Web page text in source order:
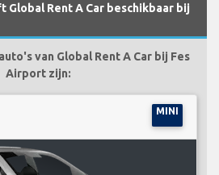
Global Rent A Car beschikbaar bij
van Global Rent A Car bij Fes
Airport zijn:
MINI